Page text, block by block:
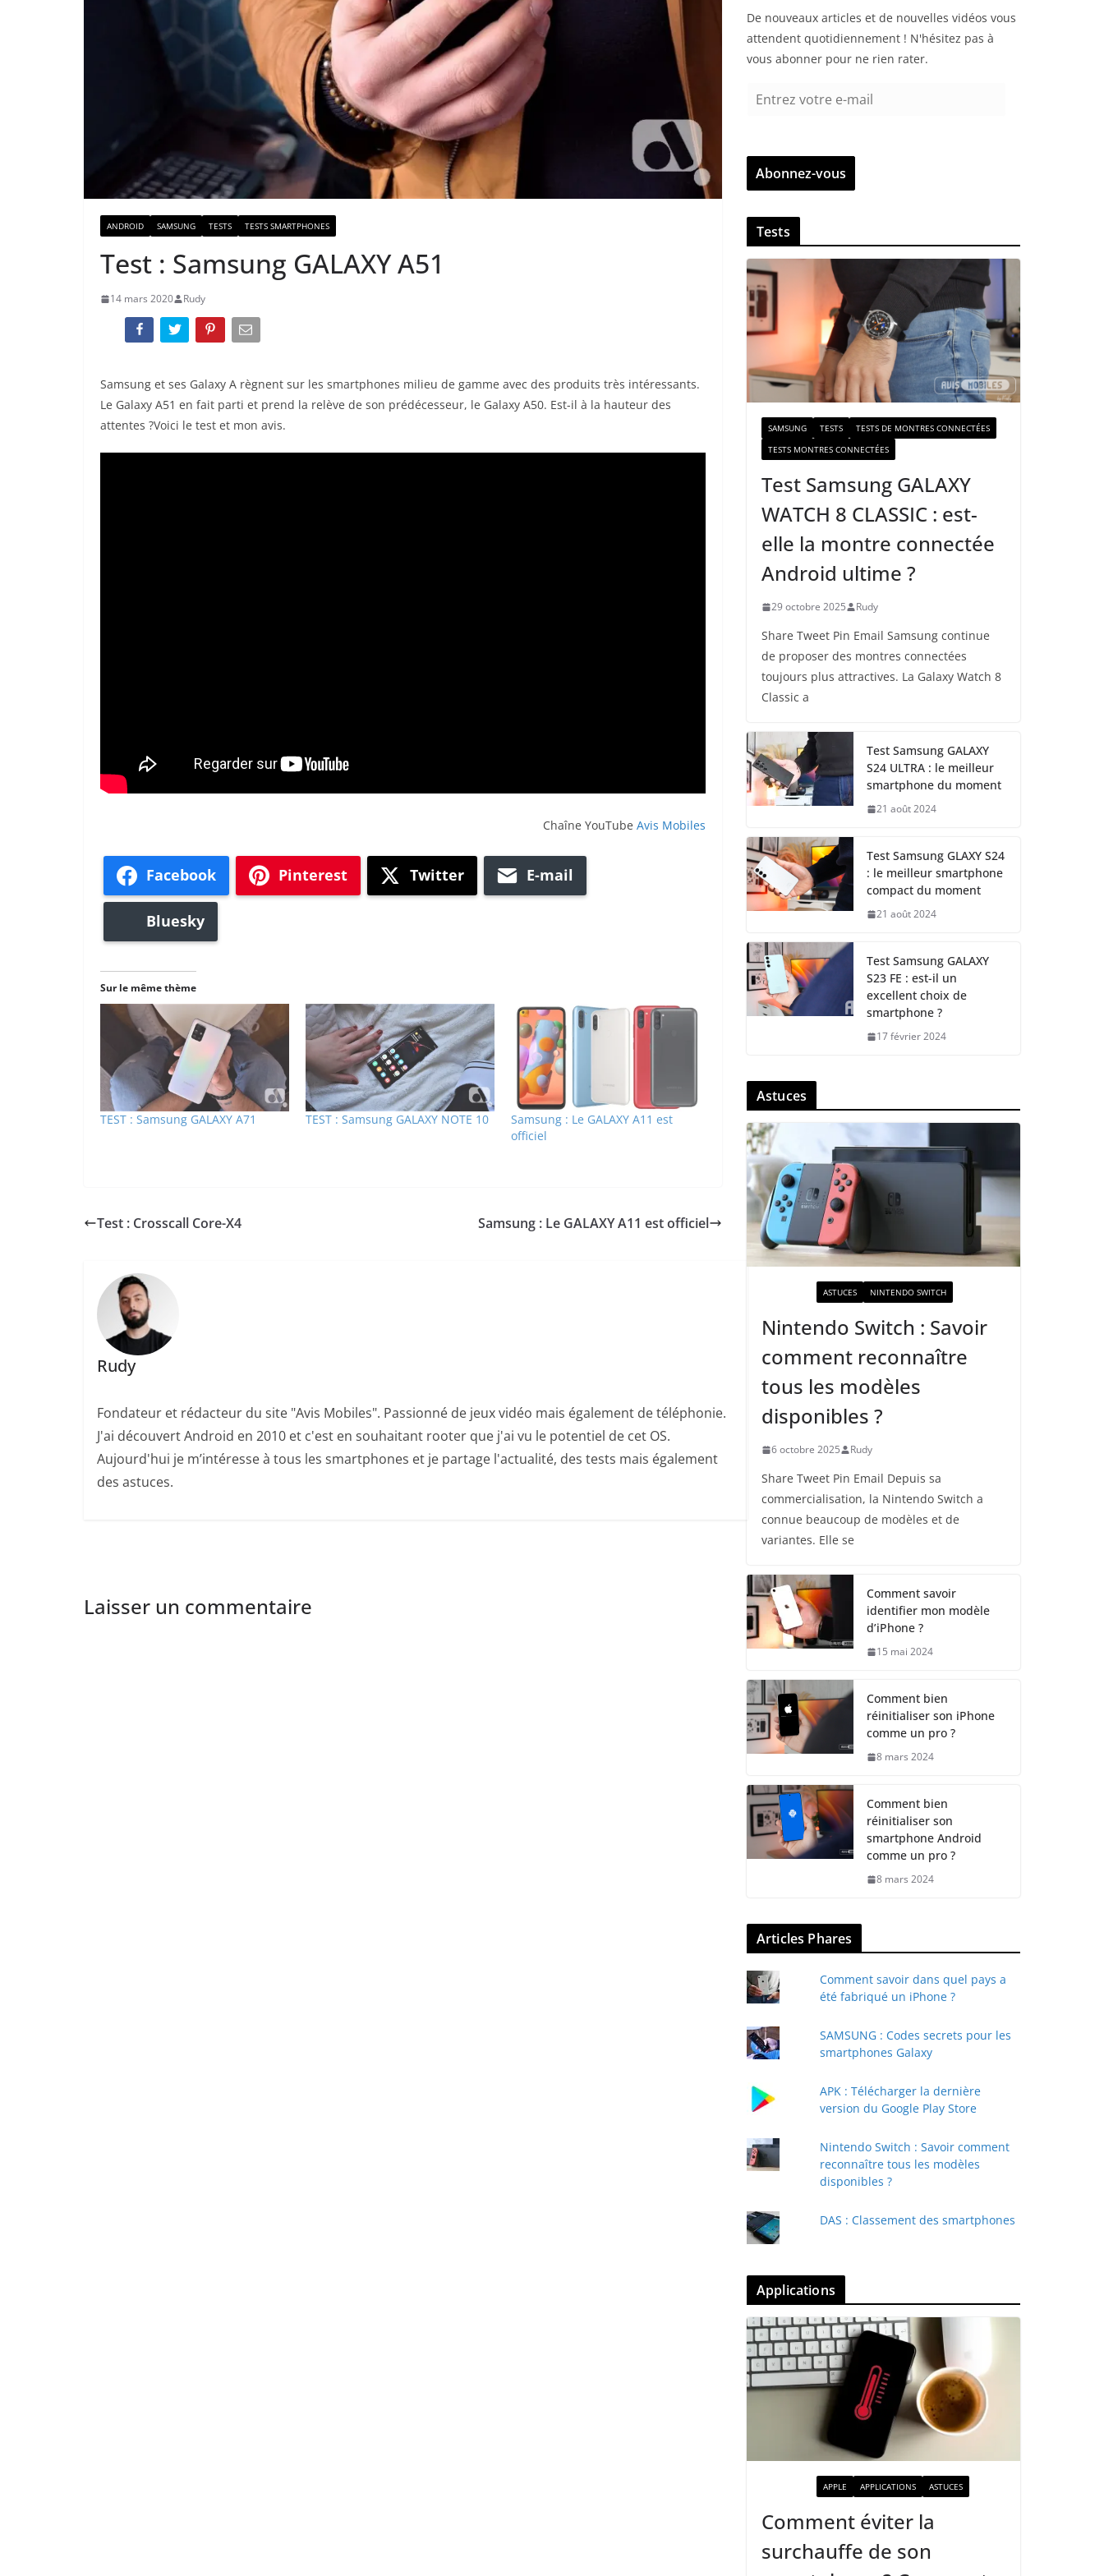
ANDROID SAMSUNG TESTS TESTS SMARTPHONES
Test : Samsung GALAXY A51
14 mars 2020 Rudy
Samsung et ses Galaxy A règnent sur les smartphones milieu de gamme avec des produits très intéressants.
Le Galaxy A51 en fait parti et prend la relève de son prédécesseur, le Galaxy A50. Est-il à la hauteur des
attentes ?Voici le test et mon avis.
Chaîne YouTube Avis Mobiles
Facebook Pinterest Twitter E-mail
Bluesky
Sur le même thème
TEST : Samsung GALAXY A71 TEST : Samsung GALAXY NOTE 10
Samsung : Le GALAXY A11 est
officiel
Test : Crosscall Core-X4 Samsung : Le GALAXY A11 est officiel
Rudy
Fondateur et rédacteur du site "Avis Mobiles". Passionné de jeux vidéo mais également de téléphonie.
J'ai découvert Android en 2010 et c'est en souhaitant rooter que j'ai vu le potentiel de cet OS.
Aujourd'hui je m’intéresse à tous les smartphones et je partage l'actualité, des tests mais également
des astuces.
Laisser un commentaire
De nouveaux articles et de nouvelles vidéos vous
attendent quotidiennement ! N'hésitez pas à
vous abonner pour ne rien rater.
r
z
v
t
r
e
e
-
a
i
Abonnez-vous
Tests
SAMSUNG TESTS
TESTS DE MONTRES CONNECTÉES
TESTS MONTRES CONNECTÉES
Test Samsung GALAXY
WATCH 8 CLASSIC : est-
elle la montre connectée
Android ultime ?
29 octobre 2025 Rudy
Share Tweet Pin Email Samsung continue
de proposer des montres connectées
toujours plus attractives. La Galaxy Watch 8
Classic a
Test Samsung GALAXY
S24 ULTRA : le meilleur
smartphone du moment
21 août 2024
Test Samsung GLAXY S24
: le meilleur smartphone
compact du moment
21 août 2024
Test Samsung GALAXY
S23 FE : est-il un
excellent choix de
smartphone ?
17 février 2024
Astuces
ASTUCES NINTENDO SWITCH
Nintendo Switch : Savoir
comment reconnaître
tous les modèles
disponibles ?
6 octobre 2025 Rudy
Share Tweet Pin Email Depuis sa
commercialisation, la Nintendo Switch a
connue beaucoup de modèles et de
variantes. Elle se
Comment savoir
identifier mon modèle
d’iPhone ?
15 mai 2024
Comment bien
réinitialiser son iPhone
comme un pro ?
8 mars 2024
Comment bien
réinitialiser son
smartphone Android
comme un pro ?
8 mars 2024
Articles Phares
Comment savoir dans quel pays a
été fabriqué un iPhone ?
SAMSUNG : Codes secrets pour les
smartphones Galaxy
APK : Télécharger la dernière
version du Google Play Store
Nintendo Switch : Savoir comment
reconnaître tous les modèles
disponibles ?
DAS : Classement des smartphones
Applications
APPLE APPLICATIONS ASTUCES
Comment éviter la
surchauffe de son